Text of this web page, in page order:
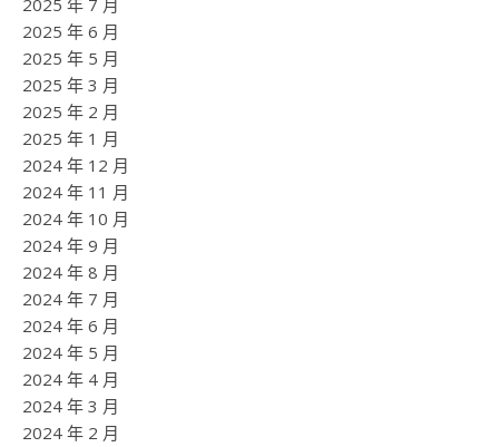
2025 年 7 月
2025 年 6 月
2025 年 5 月
2025 年 3 月
2025 年 2 月
2025 年 1 月
2024 年 12 月
2024 年 11 月
2024 年 10 月
2024 年 9 月
2024 年 8 月
2024 年 7 月
2024 年 6 月
2024 年 5 月
2024 年 4 月
2024 年 3 月
2024 年 2 月